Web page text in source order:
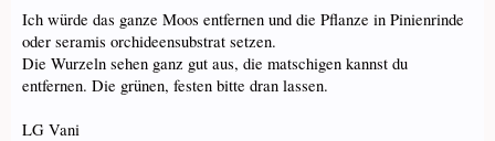
Ich würde das ganze Moos entfernen und die Pflanze in Pinienrinde
oder seramis orchideensubstrat setzen.
Die Wurzeln sehen ganz gut aus, die matschigen kannst du
entfernen. Die grünen, festen bitte dran lassen.
LG Vani